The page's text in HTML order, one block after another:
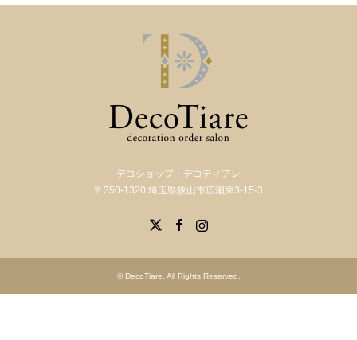
デコショップ・デコティアレ
〒350-1320 埼玉県狭山市広瀬東3-15-3
© DecoTiare . All Rights Reserved.